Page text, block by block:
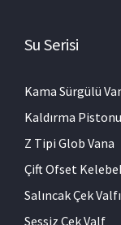
Su Serisi
Kama Sürgülü
Kaldırma
Z Tipi Glob Vana
Çift Ofset
Salıncak Çek Valfı
Sessiz Çek Valf